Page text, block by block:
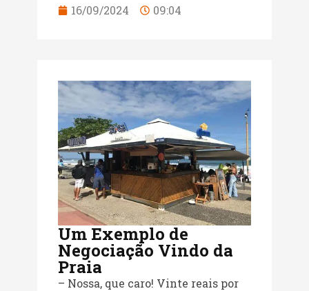
16/09/2024
09:04
Um Exemplo de
Negociação Vindo da
Praia
– Nossa, que caro! Vinte reais por